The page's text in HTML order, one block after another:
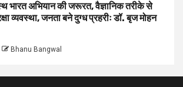
भारत अभियान की जरूरत, वैज्ञानिक तरीके से
व्यवस्था, जनता बने दुग्ध प्रहरीः डॉ. बृज मोहन
Bhanu Bangwal